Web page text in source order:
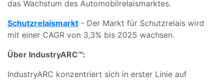
das Wachstum des Automobilrelaismarktes.
Schutzrelaismarkt - Der Markt für Schutzrelais wird
mit einer CAGR von 3,3% bis 2025 wachsen.
Über IndustryARC™:
IndustryARC konzentriert sich in erster Linie auf